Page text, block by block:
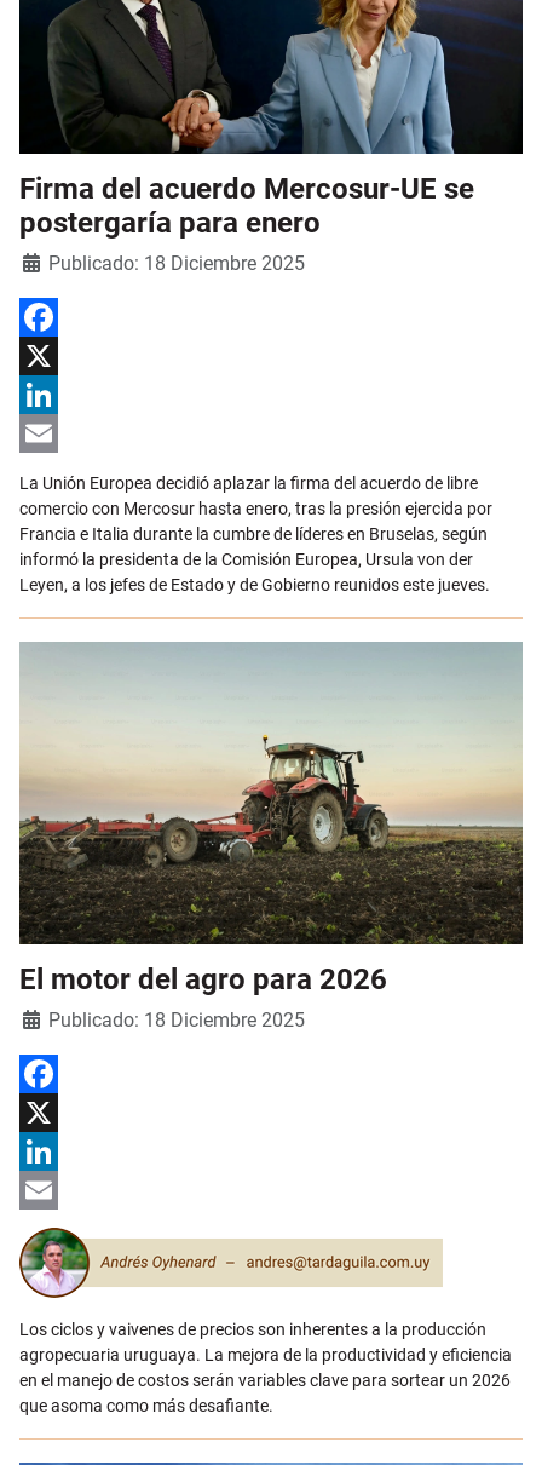
Firma del acuerdo Mercosur-UE se
postergaría para enero
Detalles
Publicado: 18 Diciembre 2025
Facebook
X
LinkedIn
La Unión Europea decidió aplazar la firma del acuerdo de libre
comercio con Mercosur hasta enero, tras la presión ejercida por
Francia e Italia durante la cumbre de líderes en Bruselas, según
informó la presidenta de la Comisión Europea, Ursula von der
Leyen, a los jefes de Estado y de Gobierno reunidos este jueves.
El motor del agro para 2026
Detalles
Publicado: 18 Diciembre 2025
Facebook
X
LinkedIn
Email
Los ciclos y vaivenes de precios son inherentes a la producción
agropecuaria uruguaya. La mejora de la productividad y eficiencia
en el manejo de costos serán variables clave para sortear un 2026
que asoma como más desafiante.